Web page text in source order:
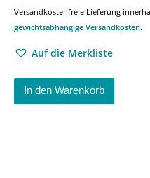
Versandkostenfreie Lieferung
gewichtsabhängige Versandkosten.
Auf die Merkliste
In den Warenkorb